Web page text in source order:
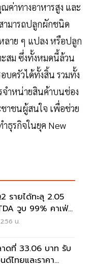
ค่าทางอาหารสูง และ
ามารถปลูกผักชนิด
ลาย ๆ แปลง หรือปลูก
สม ซึ่งทั้งหมดนี้ล้วน
บครัวได้ทั้งสิ้น รวมทั้ง
จำหน่ายสินค้าบนช่อง
าชนผู้สนใจ เพื่อช่วย
ำธุรกิจในยุค New
รายได้ทะลุ 2.05
วูบ 99% คาเฟ่อ
117 ล้านแก้ว
น.
ดที่ 33.06 บาท รับ
ไทยและราคา